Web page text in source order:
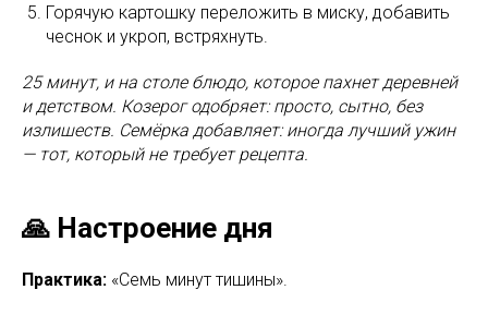
Горячую картошку переложить в миску, добавить
чеснок и укроп, встряхнуть.
25 минут, и на столе блюдо, которое пахнет деревней
и детством. Козерог одобряет: просто, сытно, без
излишеств. Семёрка добавляет: иногда лучший ужин
— тот, который не требует рецепта.
🙏 Настроение дня
Практика: «Семь минут тишины».